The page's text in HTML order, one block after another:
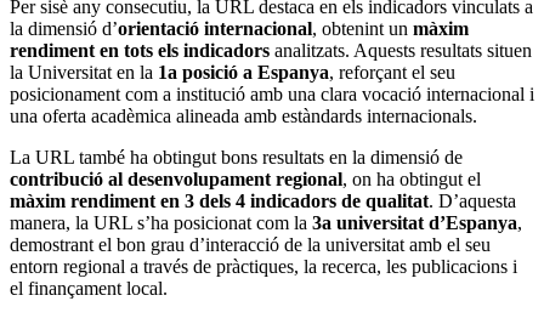
Per sisè any consecutiu, la URL destaca en els indicadors vinculats a
la dimensió d’orientació internacional, obtenint un màxim
rendiment en tots els indicadors analitzats. Aquests resultats situen
la Universitat en la 1a posició a Espanya, reforçant el seu
posicionament com a institució amb una clara vocació internacional i
una oferta acadèmica alineada amb estàndards internacionals.
La URL també ha obtingut bons resultats en la dimensió de
contribució al desenvolupament regional, on ha obtingut el
màxim rendiment en 3 dels 4 indicadors de qualitat. D’aquesta
manera, la URL s’ha posicionat com la 3a universitat d’Espanya,
demostrant el bon grau d’interacció de la universitat amb el seu
entorn regional a través de pràctiques, la recerca, les publicacions i
el finançament local.